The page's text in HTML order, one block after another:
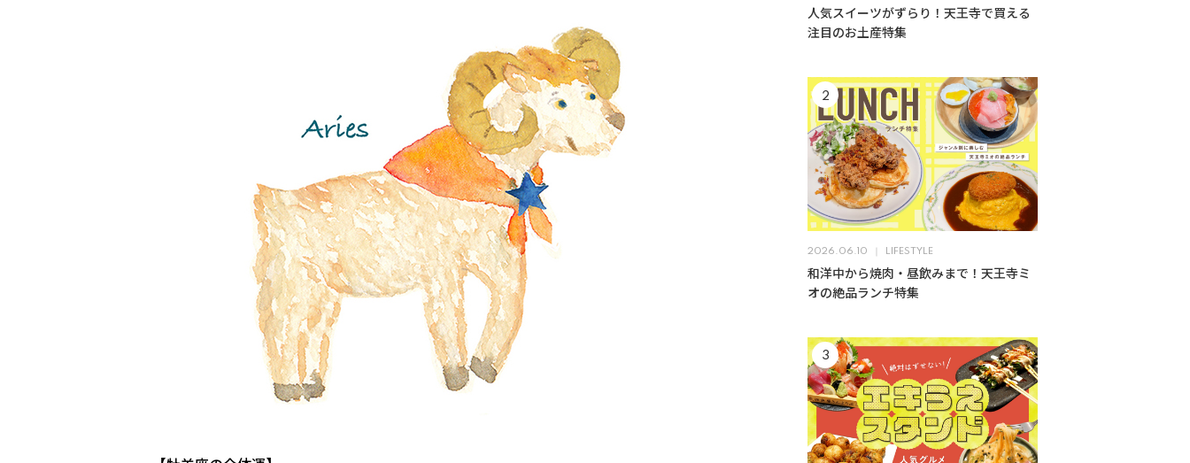
人気スイーツがずらり！天王寺で買える
注目のお土産特集
2026.06.10 LIFESTYLE
和洋中から焼肉・昼飲みまで！天王寺ミ
オの絶品ランチ特集